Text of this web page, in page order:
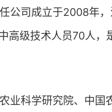
公司成立于2008年
高级技术人员70人
业科学研究院、中